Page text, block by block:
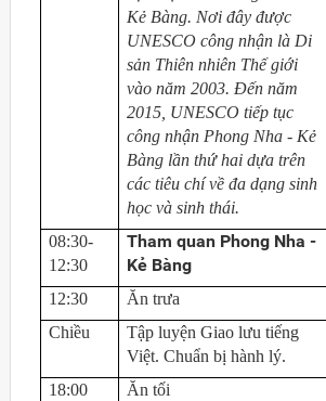
Kẻ Bàng. Nơi đây được
UNESCO công nhận là Di
sản Thiên nhiên Thế giới
vào năm 2003. Đến năm
2015, UNESCO tiếp tục
công nhận Phong Nha - Kẻ
Bàng lần thứ hai dựa trên
các tiêu chí về đa dạng sinh
học và sinh thái.
08:30-
12:30
Tham quan Phong Nha -
Kẻ Bàng
12:30
Ăn trưa
Chiều
Tập luyện Giao lưu tiếng
Việt. Chuẩn bị hành lý.
18:00
Ăn tối